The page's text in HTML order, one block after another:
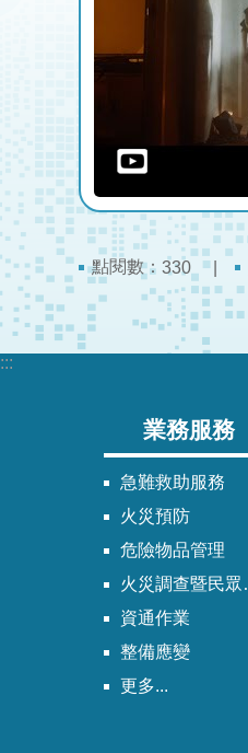
點閱數： 330
:::
業務服務
急難救助服務
火災預防
危險物品管理
火災調查暨民眾申請服務
資通作業
整備應變
更多...